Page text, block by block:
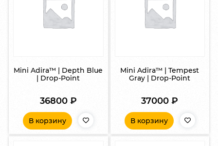
Mini Adira™ | Depth Blue
| Drop-Point
36800 ₽
В корзину
Mini Adira™ | Tempest
Gray | Drop-Point
37000₽
В корзину